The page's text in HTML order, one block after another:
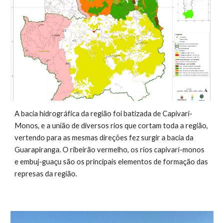
A bacia hidrográfica da região foi batizada de Capivari-
Monos, e a união de diversos rios que cortam toda a região,
vertendo para as mesmas direções fez surgir a bacia da
Guarapiranga. O ribeirão vermelho, os rios capivari-monos
e embuj-guaçu são os principais elementos de formação das
represas da região.